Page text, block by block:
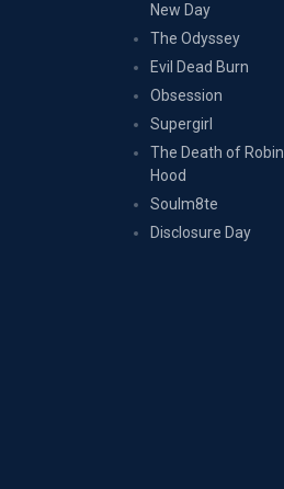
New Day
The Odyssey
Evil Dead Burn
Obsession
Supergirl
The Death of Robin
Hood
Soulm8te
Disclosure Day